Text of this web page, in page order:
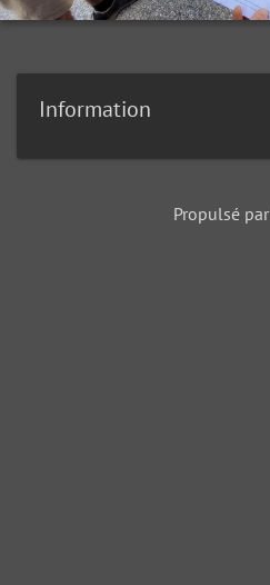
Information
Propulsé par